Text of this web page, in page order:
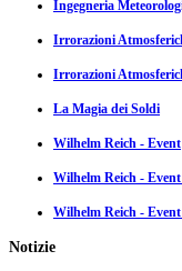
Ingegneria
Irrorazioni
Irrorazioni
La Magia dei Soldi
Wilhelm Reich - Event
Wilhelm Reich -
Wilhelm Reich -
Notizie